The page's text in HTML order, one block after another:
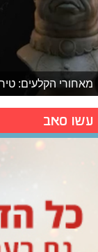
מאחורי הקלעים:
עשו סאב